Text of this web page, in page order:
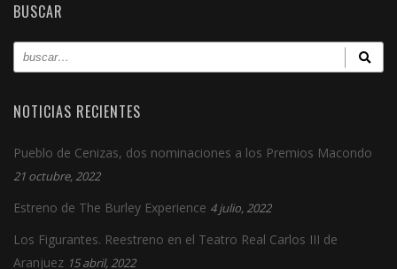
BUSCAR
NOTICIAS RECIENTES
Pueblo de Cenizas, dos nominaciones a los Premios Macondo
21 octubre, 2022
Estreno de The Burley Experience 4 julio, 2022
Los Figurantes. Reestreno en el Teatro Real Carlos III de
Aranjuez 15 abril, 2022